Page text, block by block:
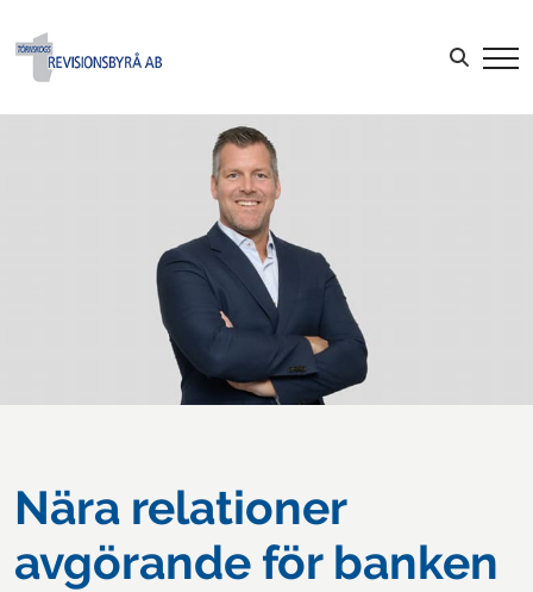
LOGGA IN Sök efter:
Nära relationer
avgörande för banken